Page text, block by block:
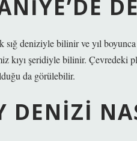
sığ deniziyle bilinir ve yıl
kıyı şeridiyle bilinir. Çevredeki
da görülebilir.
DENIZI